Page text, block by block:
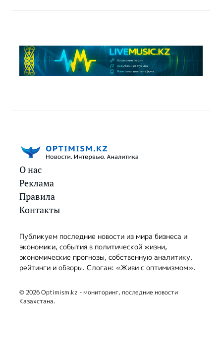
О нас
Реклама
Правила
Контакты
Публикуем последние новости из мира бизнеса и
экономики, события в политической жизни,
экономические прогнозы, собственную аналитику,
рейтинги и обзоры. Слоган: «Живи с оптимизмом».
© 2026 Optimism.kz - мониторинг, последние новости
Казахстана.